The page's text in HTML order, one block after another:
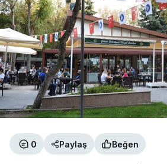
0 Paylaş Beğen